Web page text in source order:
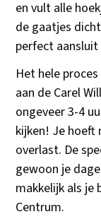
en vult alle
de gaatjes
perfect
Het hele
aan de Carel
ongeveer 3-4
kijken! Je hoeft
overlast. De
gewoon je
makkelijk als je
Centrum.